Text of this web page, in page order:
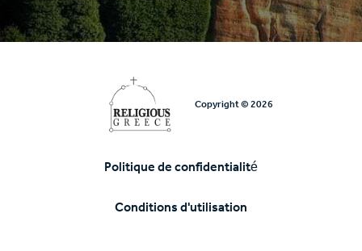
Copyright © 2026
Υποσέλιδο
Politique de confidentialité
Conditions d'utilisation